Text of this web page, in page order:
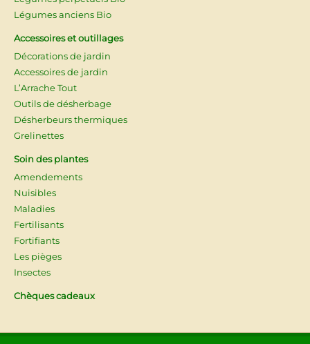
Légumes anciens Bio
Accessoires et outillages
Décorations de jardin
Accessoires de jardin
L’Arrache Tout
Outils de désherbage
Désherbeurs thermiques
Grelinettes
Soin des plantes
Amendements
Nuisibles
Maladies
Fertilisants
Fortifiants
Les pièges
Insectes
Chèques cadeaux